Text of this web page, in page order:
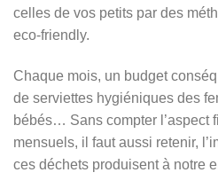
celles de vos petits par des
eco-friendly.
Chaque mois, un budget
de serviettes hygiéniques des
bébés… Sans compter l’aspect
mensuels, il faut aussi retenir,
ces déchets produisent à notre